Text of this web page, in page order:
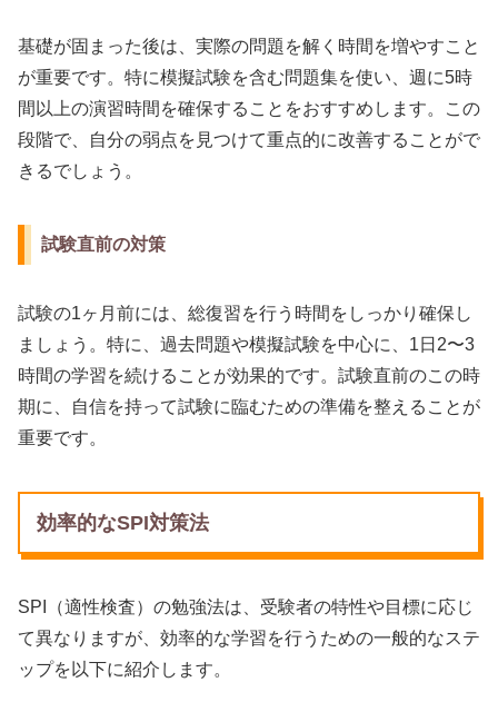
基礎が固まった後は、実際の問題を解く時間を増やすこと
が重要です。特に模擬試験を含む問題集を使い、週に5時
間以上の演習時間を確保することをおすすめします。この
段階で、自分の弱点を見つけて重点的に改善することがで
きるでしょう。
試験直前の対策
試験の1ヶ月前には、総復習を行う時間をしっかり確保し
ましょう。特に、過去問題や模擬試験を中心に、1日2〜3
時間の学習を続けることが効果的です。試験直前のこの時
期に、自信を持って試験に臨むための準備を整えることが
重要です。
効率的なSPI対策法
SPI（適性検査）の勉強法は、受験者の特性や目標に応じ
て異なりますが、効率的な学習を行うための一般的なステ
ップを以下に紹介します。